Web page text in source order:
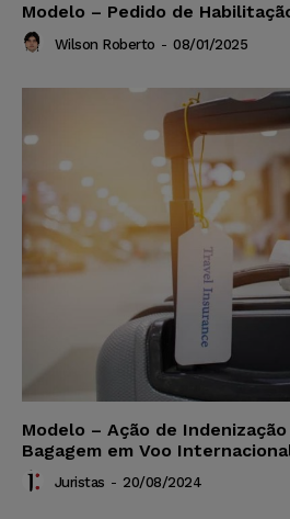
Modelo – Pedido de
Wilson Roberto - 08/01/2025
Modelo – Ação de
Bagagem em Voo
Juristas - 20/08/2024